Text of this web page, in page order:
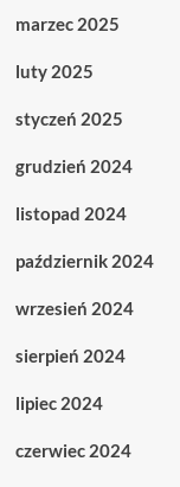
marzec 2025
luty 2025
styczeń 2025
grudzień 2024
listopad 2024
październik 2024
wrzesień 2024
sierpień 2024
lipiec 2024
czerwiec 2024